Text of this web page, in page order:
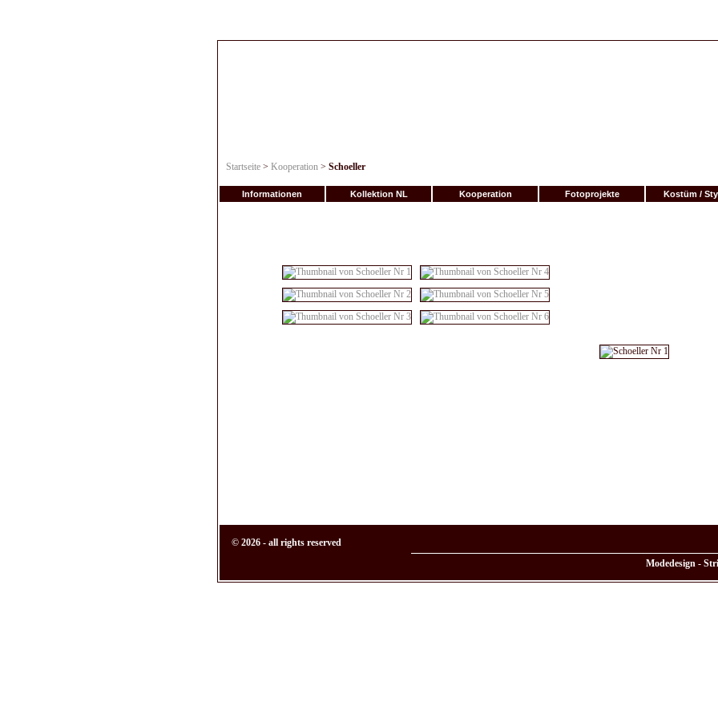
Startseite > Kooperation > Schoeller
Informationen Kollektion NL Kooperation Fotoprojekte Kostüm /
© 2026 - all rights reserved
Modedesign -